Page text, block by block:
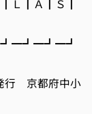
┃Ａ┃Ｓ┃
中小